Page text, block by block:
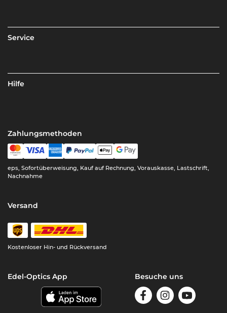
Service
Hilfe
Zahlungsmethoden
eps, Sofortüberweisung, Kauf auf Rechnung, Vorauskasse, Lastschrift,
Nachnahme
Versand
Kostenloser Hin- und Rückversand
Edel-Optics App Besuche uns